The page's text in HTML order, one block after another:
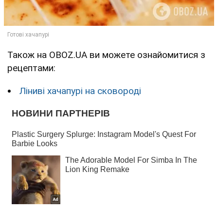
Також на OBOZ.UA ви можете ознайомитися з
рецептами:
Ліниві хачапурі на сковороді